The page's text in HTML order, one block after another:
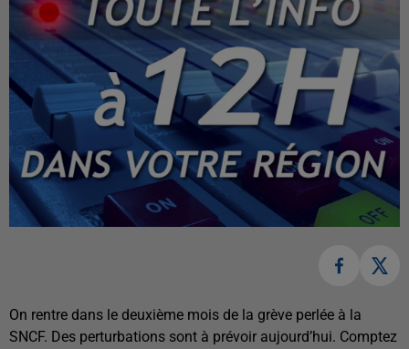
On rentre dans le deuxième mois de la grève perlée à la
SNCF. Des perturbations sont à prévoir aujourd’hui. Comptez